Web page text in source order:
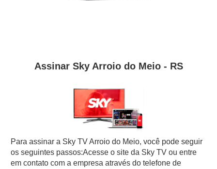
Assinar Sky Arroio do Meio - RS
Para assinar a Sky TV Arroio do Meio, você pode seguir
os seguintes passos:Acesse o site da Sky TV ou entre
em contato com a empresa através do telefone de